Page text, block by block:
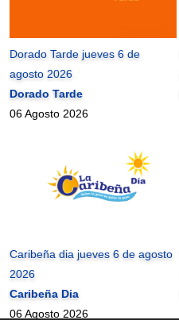
Dorado Tarde jueves 6 de
agosto 2026
Dorado Tarde
06 Agosto 2026
Caribeña dia jueves 6 de agosto
2026
Caribeña Dia
06 Agosto 2026